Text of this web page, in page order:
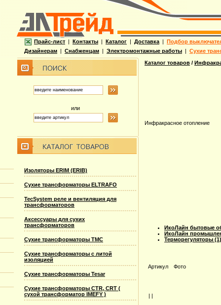
Прайс-лист | Контакты | Каталог | Доставка | Подбор
Дизайнерам | Снабженцам | Электромонтажные работы | Сухие
или
Изоляторы ERIM (ERIB)
Сухие трансформаторы ELTRAFO
TecSystem реле и вентиляция для
трансформаторов
Аксессуары для сухих
трансформаторов
Сухие трансформаторы TMC
Сухие трансформаторы с литой
изоляцией
Сухие трансформаторы Tesar
Сухие трансформаторы CTR, CRT (
сухой трансформатор IMEFY )
Каталог товаров /
Инфракрасное отопление
ИкоЛайн бытовые
ИкоЛайн
Терморегуляторы (1)
Артикул Фото
| |